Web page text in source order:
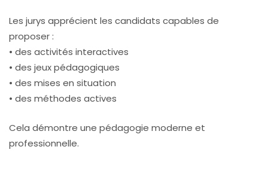
Les jurys apprécient les candidats capables de
proposer :
• des activités interactives
• des jeux pédagogiques
• des mises en situation
• des méthodes actives
Cela démontre une pédagogie moderne et
professionnelle.